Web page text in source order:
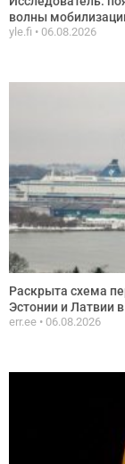
волны
yle.fi 06.08.2026
Раскрыта схема
Эстонии и Латвии
err.ee 06.08.2026